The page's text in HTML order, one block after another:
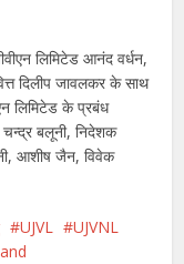
लिमिटेड आनंद वर्धन,
दिलीप जावलकर के साथ
लिमिटेड के प्रबंध
बलूनी, निदेशक
आशीष जैन, विवेक
UJVL
UJVNL